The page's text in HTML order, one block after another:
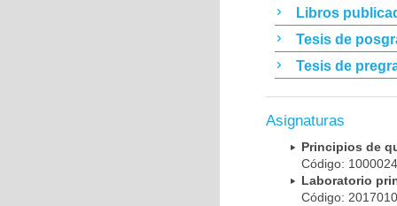
Libros
Tesis de
Tesis de
Asignaturas
Principios de
Código:
Laboratorio
Código: